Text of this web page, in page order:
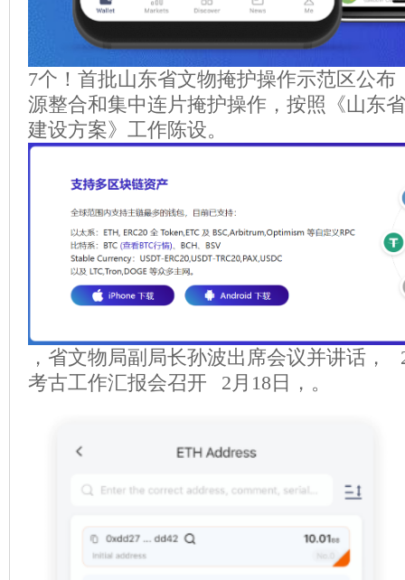
7个！首批山东省文物掩护操作示范区公
源整合和集中连片掩护操作，按照《山东
建设方案》工作陈设。
，省文物局副局长孙波出席会议并讲话，
考古工作汇报会召开 2月18日，。